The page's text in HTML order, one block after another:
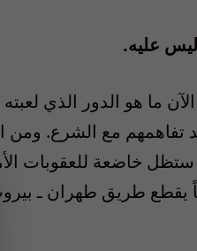
عليه.
ما هو الدور الذي
تفاهمهم مع الشرع. ومن
ستظل خاضعة للعقوبات
يقطع طريق طهران ـ